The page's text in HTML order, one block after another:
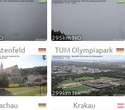
295km NO
TUM Olympiapark
299km N
Krakau